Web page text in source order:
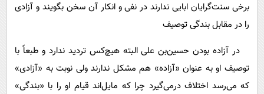
برخی سنت‌گرایان ابایی ندارند در نفی و انکار آن سخن بگویند و آزادی
را در مقابل بندگی توصیف
در آزاده بودن حسین‌بن علی البته هیچ‌کس تردید ندارد و طبعاً با
توصیف او به عنوان «آزاده» هم مشکل ندارند ولی نوبت به «آزادی»
که می‌رسد اختلاف درمی‌گیرد چرا که مایل‌اند قیام او را با «بندگی»